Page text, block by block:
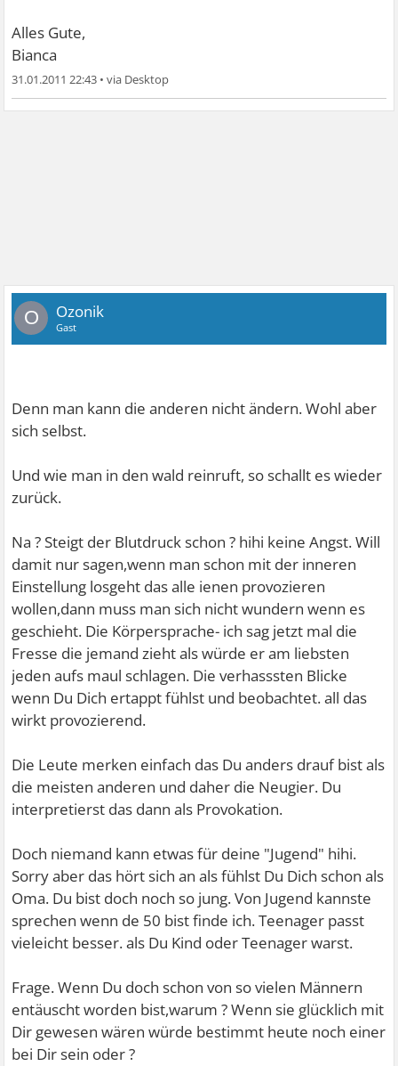
Alles Gute,
Bianca
31.01.2011 22:43 •
O Ozonik
Gast
Denn man kann die anderen nicht ändern. Wohl aber
sich selbst.
Und wie man in den wald reinruft, so schallt es wieder
zurück.
Na ? Steigt der Blutdruck schon ? hihi keine Angst. Will
damit nur sagen,wenn man schon mit der inneren
Einstellung losgeht das alle ienen provozieren
wollen,dann muss man sich nicht wundern wenn es
geschieht. Die Körpersprache- ich sag jetzt mal die
Fresse die jemand zieht als würde er am liebsten
jeden aufs maul schlagen. Die verhasssten Blicke
wenn Du Dich ertappt fühlst und beobachtet. all das
wirkt provozierend.
Die Leute merken einfach das Du anders drauf bist als
die meisten anderen und daher die Neugier. Du
interpretierst das dann als Provokation.
Doch niemand kann etwas für deine "Jugend" hihi.
Sorry aber das hört sich an als fühlst Du Dich schon als
Oma. Du bist doch noch so jung. Von Jugend kannste
sprechen wenn de 50 bist finde ich. Teenager passt
vieleicht besser. als Du Kind oder Teenager warst.
Frage. Wenn Du doch schon von so vielen Männern
entäuscht worden bist,warum ? Wenn sie glücklich mit
Dir gewesen wären würde bestimmt heute noch einer
bei Dir sein oder ?